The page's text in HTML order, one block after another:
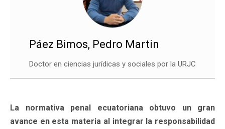
Páez Bimos, Pedro Martin
Doctor en ciencias jurídicas y sociales por la URJC
La normativa penal ecuatoriana obtuvo un gran
avance en esta materia al integrar la responsabilidad